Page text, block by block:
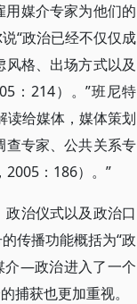
媒介专家为他们的
“政治已经不仅仅成
格、出场方式以及
：214）。”班尼特
读给媒体，媒体策划
查专家、公共关系专
2005：186）。”
治仪式以及政治口
传播功能概括为“政
介—政治进入了一个
捕获也更加重视。